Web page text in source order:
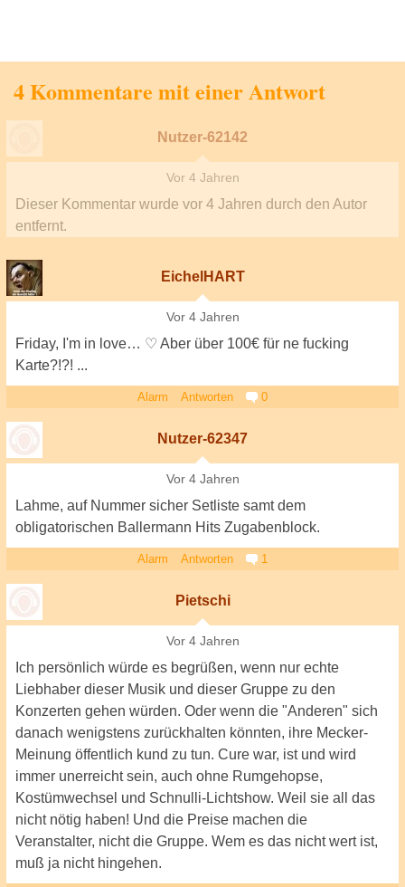
4 Kommentare mit einer Antwort
Nutzer-62142
Vor 4 Jahren
Dieser Kommentar wurde vor 4 Jahren durch den Autor
entfernt.
EichelHART
Vor 4 Jahren
Friday, I'm in love… ♡ Aber über 100€ für ne fucking
Karte?!?! ...
Alarm Antworten 0
Nutzer-62347
Vor 4 Jahren
Lahme, auf Nummer sicher Setliste samt dem
obligatorischen Ballermann Hits Zugabenblock.
Alarm Antworten 1
Pietschi
Vor 4 Jahren
Ich persönlich würde es begrüßen, wenn nur echte
Liebhaber dieser Musik und dieser Gruppe zu den
Konzerten gehen würden. Oder wenn die "Anderen" sich
danach wenigstens zurückhalten könnten, ihre Mecker-
Meinung öffentlich kund zu tun. Cure war, ist und wird
immer unerreicht sein, auch ohne Rumgehopse,
Kostümwechsel und Schnulli-Lichtshow. Weil sie all das
nicht nötig haben! Und die Preise machen die
Veranstalter, nicht die Gruppe. Wem es das nicht wert ist,
muß ja nicht hingehen.